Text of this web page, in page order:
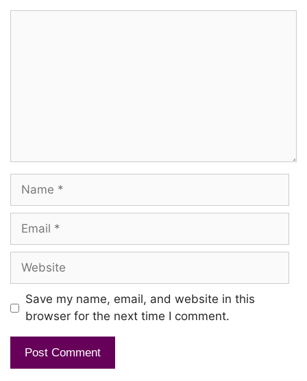
Nindaraale Andhi Vaanaa
Yelelo Yelelo Yelo Yaalaa
Ora Kannaal Thaakinaano
Yelelo Yelelo Yelo Yaalaa
Vekkathaale Kannam Siandhaai
Raajyam Aalum Raajan Kannil Thondri
Indha Jenman Yaavum Unnodenbaane
Saarey Pattookochhindhe Sandhamaamaa! Hoo…
Name
Email
Website
Save my name, email, and website in this
browser for the next time I comment.